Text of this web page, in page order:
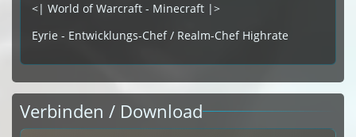
<| World of Warcraft - Minecraft |>
Eyrie - Entwicklungs-Chef / Realm-Chef Highrate
Verbinden / Download